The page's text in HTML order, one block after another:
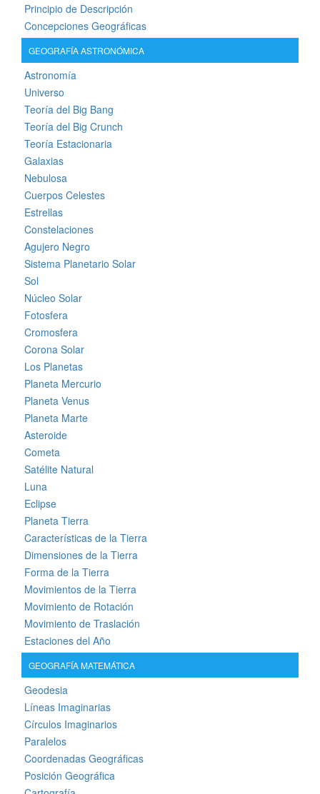
Principio de Descripción
Concepciones Geográficas
GEOGRAFÍA ASTRONÓMICA
Astronomía
Universo
Teoría del Big Bang
Teoría del Big Crunch
Teoría Estacionaria
Galaxias
Nebulosa
Cuerpos Celestes
Estrellas
Constelaciones
Agujero Negro
Sistema Planetario Solar
Sol
Núcleo Solar
Fotosfera
Cromosfera
Corona Solar
Los Planetas
Planeta Mercurio
Planeta Venus
Planeta Marte
Asteroide
Cometa
Satélite Natural
Luna
Eclipse
Planeta Tierra
Características de la Tierra
Dimensiones de la Tierra
Forma de la Tierra
Movimientos de la Tierra
Movimiento de Rotación
Movimiento de Traslación
Estaciones del Año
GEOGRAFÍA MATEMÁTICA
Geodesia
Líneas Imaginarias
Círculos Imaginarios
Paralelos
Coordenadas Geográficas
Posición Geográfica